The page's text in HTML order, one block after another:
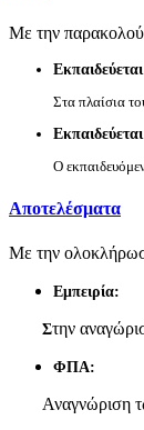
Με την
Στα πλαίσια
Ο
Αποτελέσματα
Με την
Εμπειρία:
Στην
ΦΠΑ:
Αναγνώριση